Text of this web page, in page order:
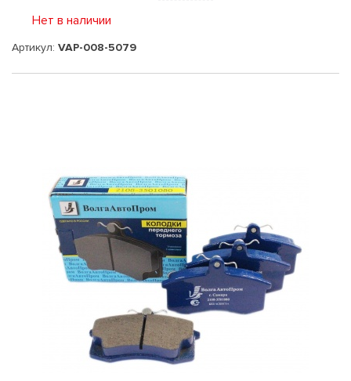
Нет в наличии
Артикул: VAP-008-5079